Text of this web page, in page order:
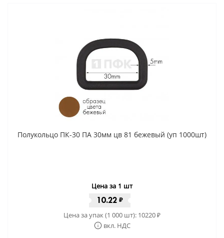
Полукольцо ПК-30 ПА 30мм цв 81 бежевый (уп 1000шт)
Цена за 1 шт
10.22 ₽
Цена за упак (1 000 шт): 10220₽
вкл. НДС